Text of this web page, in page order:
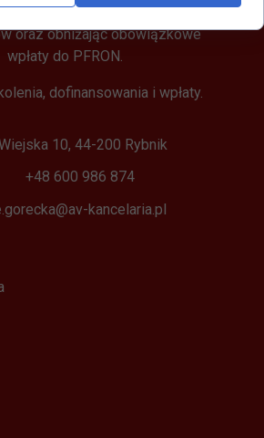
nich dofinansowania do pensji
oraz obniżając obowiązkowe
wpłaty do PFRON.
dofinansowania i wpłaty.
10, 44-200 Rybnik
+48 600 986 874
kancelaria.pl